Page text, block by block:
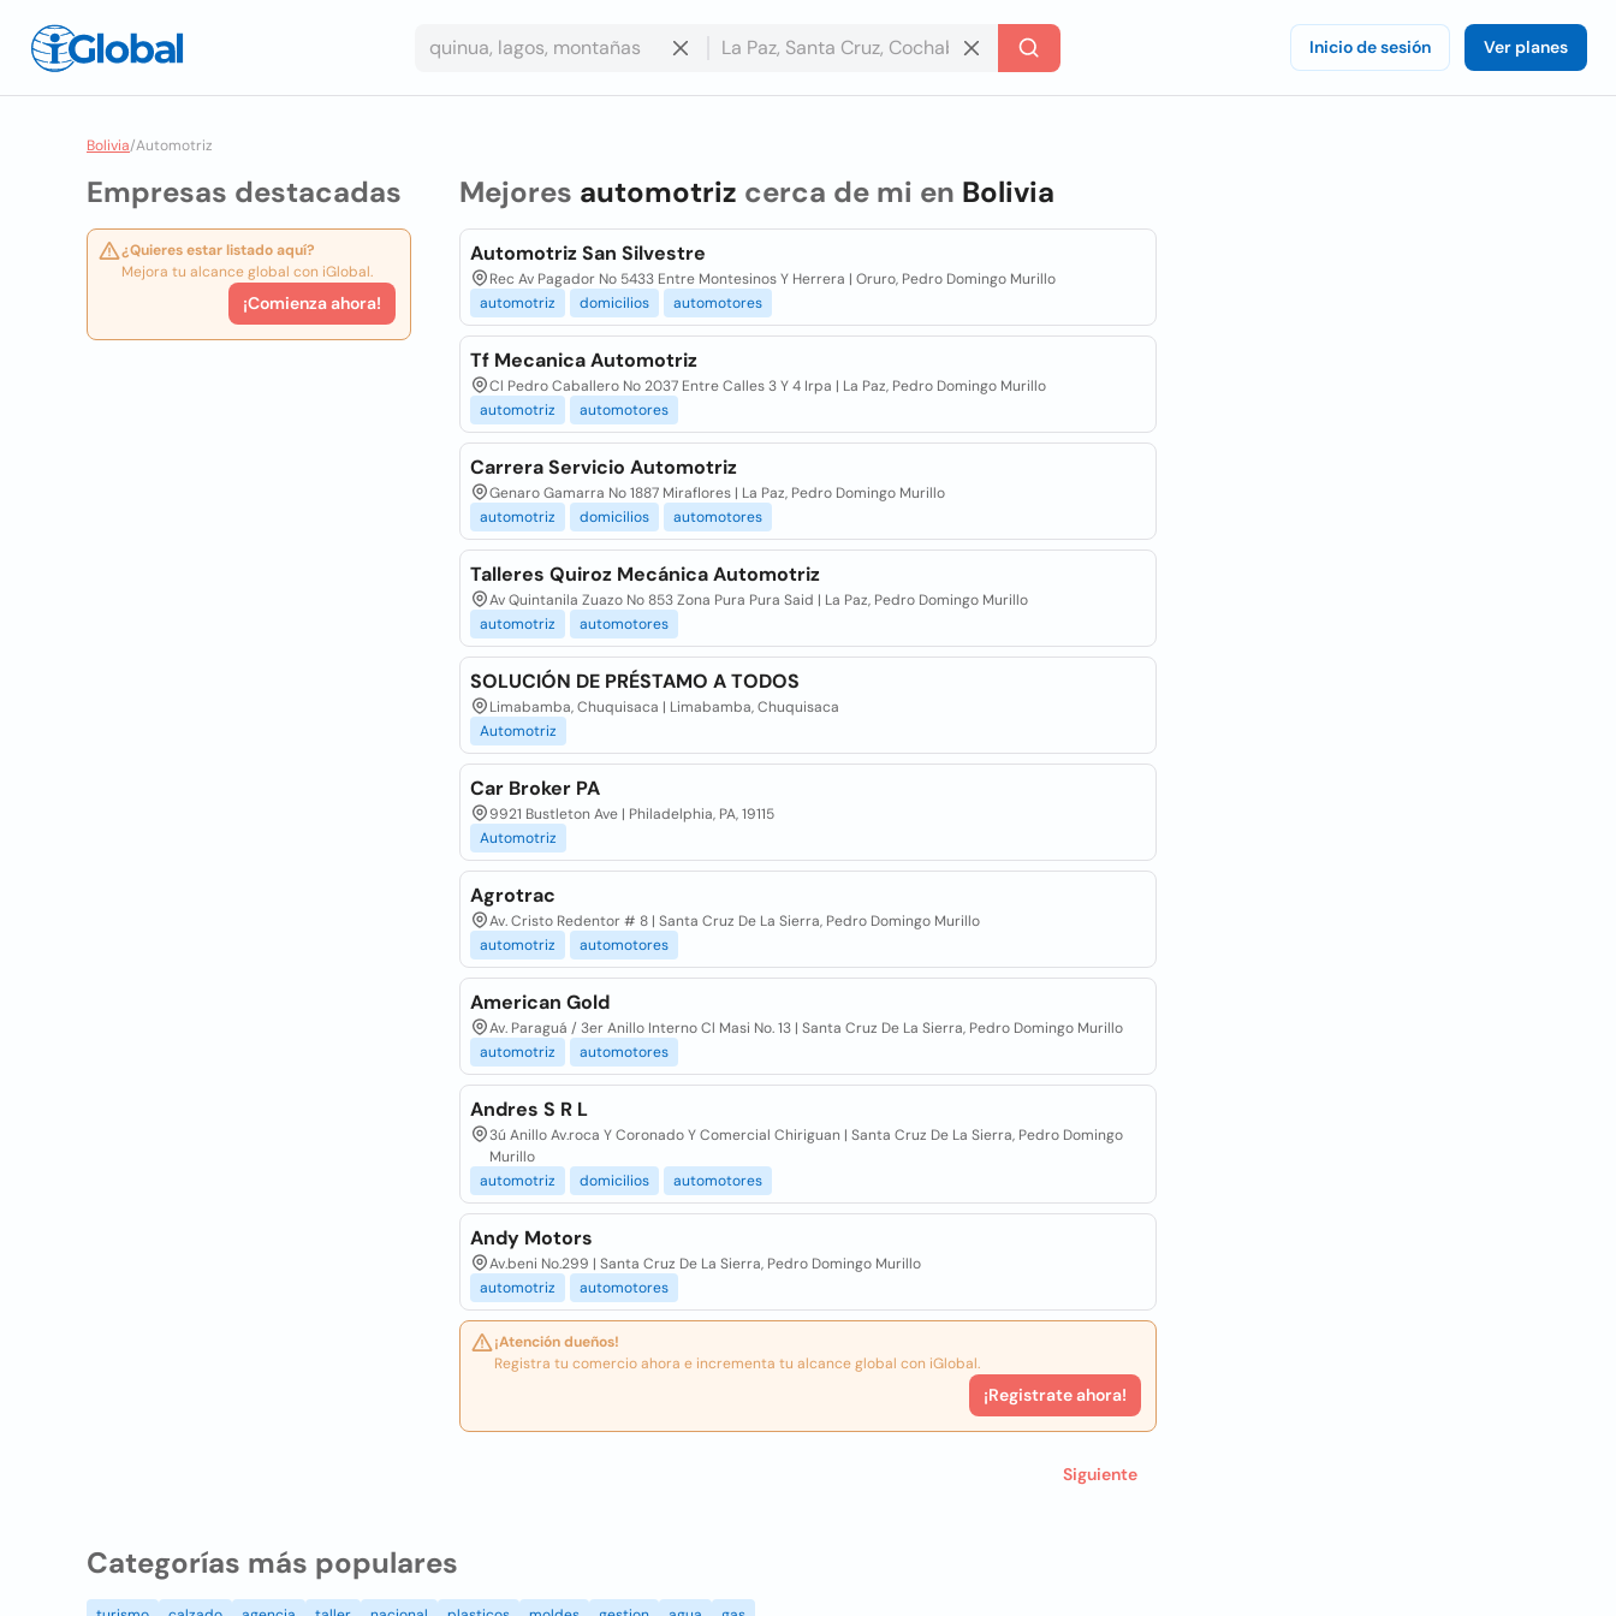
Inicio de sesión Ver planes
Bolivia/Automotriz
Empresas destacadas
¿Quieres estar listado aquí?
Mejora tu alcance global con iGlobal.
¡Comienza ahora!
Mejores automotriz cerca de mi en Bolivia
Automotriz San Silvestre
Rec Av Pagador No 5433 Entre Montesinos Y Herrera | Oruro, Pedro Domingo Murillo
automotriz
domicilios automotores
Tf Mecanica Automotriz
Cl Pedro Caballero No 2037 Entre Calles 3 Y 4 Irpa | La Paz, Pedro Domingo Murillo
automotriz
automotores
Carrera Servicio Automotriz
Genaro Gamarra No 1887 Miraflores | La Paz, Pedro Domingo Murillo
automotriz
domicilios automotores
Talleres Quiroz Mecánica Automotriz
Av Quintanila Zuazo No 853 Zona Pura Pura Said | La Paz, Pedro Domingo Murillo
automotriz
automotores
SOLUCIÓN DE PRÉSTAMO A TODOS
Limabamba, Chuquisaca | Limabamba, Chuquisaca
Automotriz
Car Broker PA
9921 Bustleton Ave | Philadelphia, PA, 19115
Automotriz
Agrotrac
Av. Cristo Redentor # 8 | Santa Cruz De La Sierra, Pedro Domingo Murillo
automotriz
automotores
American Gold
Av. Paraguá / 3er Anillo Interno Cl Masi No. 13 | Santa Cruz De La Sierra, Pedro Domingo Murillo
automotriz
automotores
Andres S R L
3ú Anillo Av.roca Y Coronado Y Comercial Chiriguan | Santa Cruz De La Sierra, Pedro Domingo
Murillo
automotriz
domicilios automotores
Andy Motors
Av.beni No.299 | Santa Cruz De La Sierra, Pedro Domingo Murillo
automotriz
automotores
¡Atención dueños!
Registra tu comercio ahora e incrementa tu alcance global con iGlobal.
¡Registrate ahora!
Siguiente
Categorías más populares